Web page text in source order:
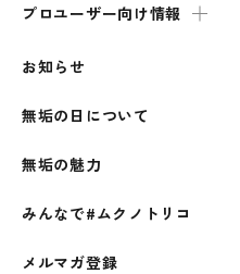
プロユーザー向け情報
お知らせ
無垢の日について
無垢の魅力
みんなで#ムクノトリコ
メルマガ登録